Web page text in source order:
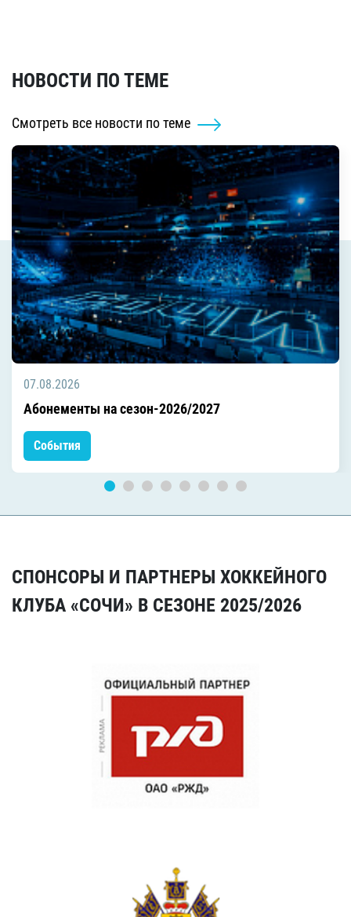
НОВОСТИ ПО ТЕМЕ
Смотреть все новости по теме
07.08.2026
Абонементы на сезон-2026/2027
События
СПОНСОРЫ И ПАРТНЕРЫ ХОККЕЙНОГО
КЛУБА «СОЧИ» В СЕЗОНЕ 2025/2026